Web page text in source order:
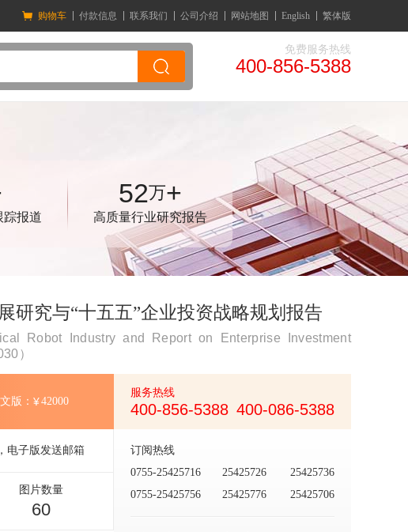
购物车 付款信息 联系我们 公司介绍 网站地图 English 繁体版
免费服务热线
400-856-5388
踪报道
52万+
高质量行业研究报告
研究与“十五五”企业投资战略规划报告
Robot Industry and Report on Enterprise Investment
）
版： ¥42000
电子版发送邮箱
图片数量
60
服务热线
400-856-5388 400-086-5388
订阅热线
0755-25425716
25425726
25425736
0755-25425756
25425776 25425706